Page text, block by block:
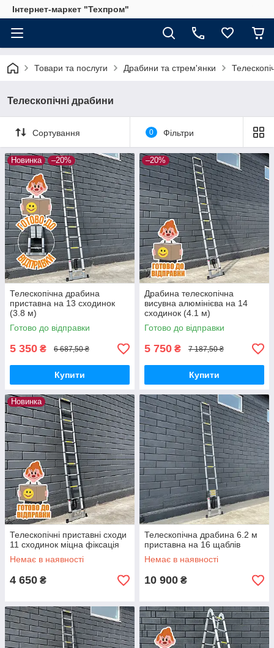
Інтернет-маркет "Техпром"
Товари та послуги Драбини та стрем'янки
Телескопічні драбини
Сортування 0 Фільтри
Новинка –20%
Телескопічна драбина
приставна на 13 сходинок
(3.8 м)
Готово до відправки
5 350 ₴ 6 687,50 ₴
Купити
–20%
Драбина телескопічна
висувна алюмінієва на 14
сходинок (4.1 м)
Готово до відправки
5 750 ₴ 7 187,50 ₴
Купити
Новинка
Телескопічні приставні сходи
11 сходинок міцна фіксація
Немає в наявності
4 650 ₴
Телескопічна драбина 6.2 м
приставна на 16 щаблів
Немає в наявності
10 900 ₴